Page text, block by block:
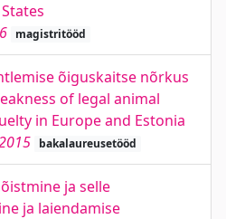
magistritööd
õiguskaitse nõrkus
of legal animal
in Europe and Estonia
bakalaureusetööd
ja selle
ja laiendamise